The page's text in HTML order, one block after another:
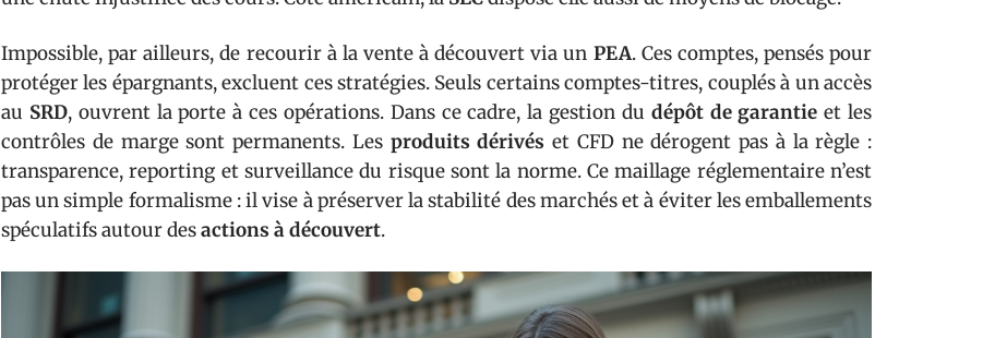
Impossible, par ailleurs, de recourir à la vente à découvert via un PEA. Ces comptes, pensés pour
protéger les épargnants, excluent ces stratégies. Seuls certains comptes-titres, couplés à un accès
au SRD, ouvrent la porte à ces opérations. Dans ce cadre, la gestion du dépôt de garantie et les
contrôles de marge sont permanents. Les produits dérivés et CFD ne dérogent pas à la règle :
transparence, reporting et surveillance du risque sont la norme. Ce maillage réglementaire n’est
pas un simple formalisme : il vise à préserver la stabilité des marchés et à éviter les emballements
spéculatifs autour desactions à découvert.